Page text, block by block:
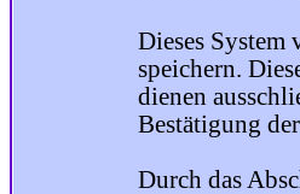
Dieses System
speichern.
dienen
Bestätigung
Durch das